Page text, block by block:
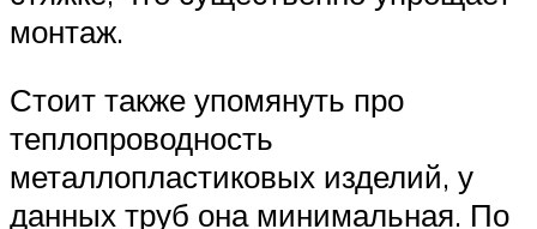
монтаж.
Стоит также упомянуть про
теплопроводность
металлопластиковых изделий, у
данных труб она минимальная. По